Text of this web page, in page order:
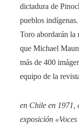
dictadura de
pueblos
Toro abordarán la
que Michael
más de 400
equipo de la
en Chile en 1971,
exposición